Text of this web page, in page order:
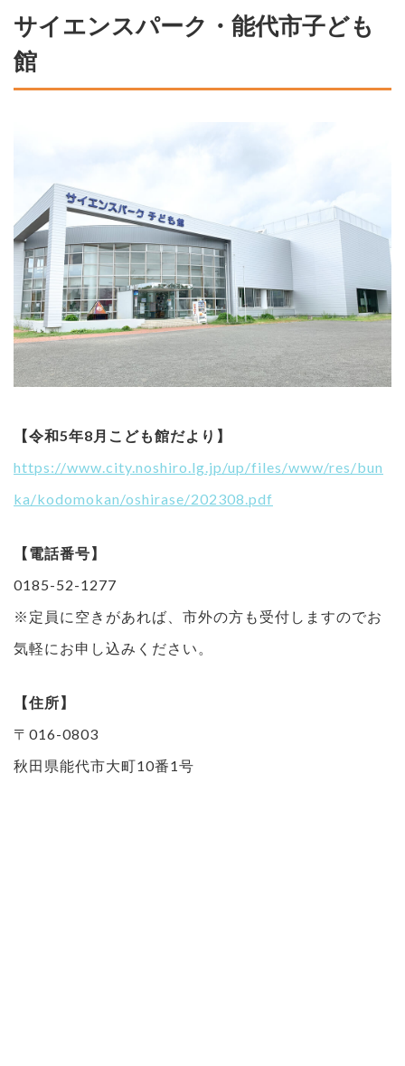
サイエンスパーク・能代市子ども
館
【令和5年8月こども館だより】
https://www.city.noshiro.lg.jp/up/files/www/res/bun
ka/kodomokan/oshirase/202308.pdf
【電話番号】
0185-52-1277
※定員に空きがあれば、市外の方も受付しますのでお
気軽にお申し込みください。
【住所】
〒016-0803
秋田県能代市大町10番1号